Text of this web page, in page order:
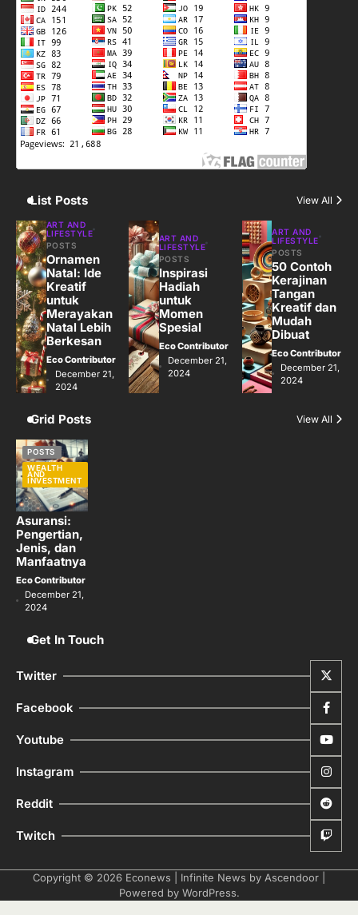
3
Harga Emas Hari Ini: Panduan untuk
Membeli dan Investasi
Eco Contributor
4
Jasa Menulis: Peluang Bisnis Kreatif
5
Jasa Desain: Peluang Usaha Kreatif
di Era Digital
Eco Contributor
List Posts View All
ART AND
LIFESTYLE
POSTS
Ornamen
Natal: Ide
Kreatif
untuk
Merayakan
Natal Lebih
Berkesan
Eco Contributor
December 21,
2024
ART AND
LIFESTYLE
POSTS
Inspirasi
Hadiah
untuk
Momen
Spesial
Eco Contributor
December 21,
2024
ART AND
LIFESTYLE
POSTS
50 Contoh
Kerajinan
Tangan
Kreatif dan
Mudah
Dibuat
Eco Contributor
December 21,
2024
Grid Posts View All
POSTS
WEALTH
AND
INVESTMENT
Asuransi:
Pengertian,
Jenis, dan
Manfaatnya
Eco Contributor
December 21,
2024
Get In Touch
Twitter
Facebook
Youtube
Instagram
Reddit
Twitch
Copyright © 2026 Econews | Infinite News by Ascendoor
Powered by WordPress.